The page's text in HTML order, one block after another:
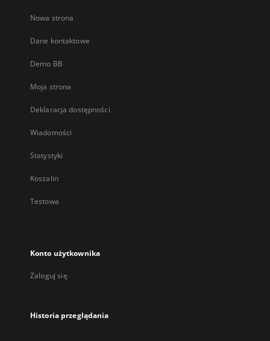
Nowa strona
Dane kontaktowe
Demo BB
Moja strona
Deklaracja dostępności
Wiadomości
Statystyki
Koszalin
Testowa
Konto użytkownika
Zaloguj się
Historia przeglądania